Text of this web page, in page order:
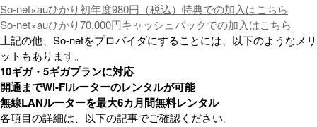
So-net×auひかり初年度980円（税込）特典での加入はこちら
So-net×auひかり70,000円キャッシュバックでの加入はこちら
上記の他、So-netをプロバイダにすることには、以下のようなメリ
ットもあります。
10ギガ・5ギガプランに対応
開通までWi-Fiルーターのレンタルが可能
無線LANルーターを最大6カ月間無料レンタル
各項目の詳細は、以下の記事でご確認ください。